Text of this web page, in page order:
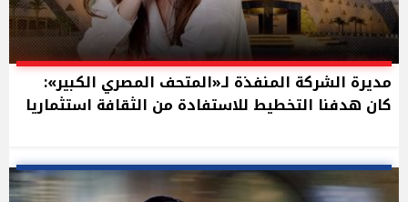
مديرة الشركة المنفذة لـ«المتحف المصري الكبير»:
كان هدفنا التخطيط للاستفادة من الثقافة استثماريا